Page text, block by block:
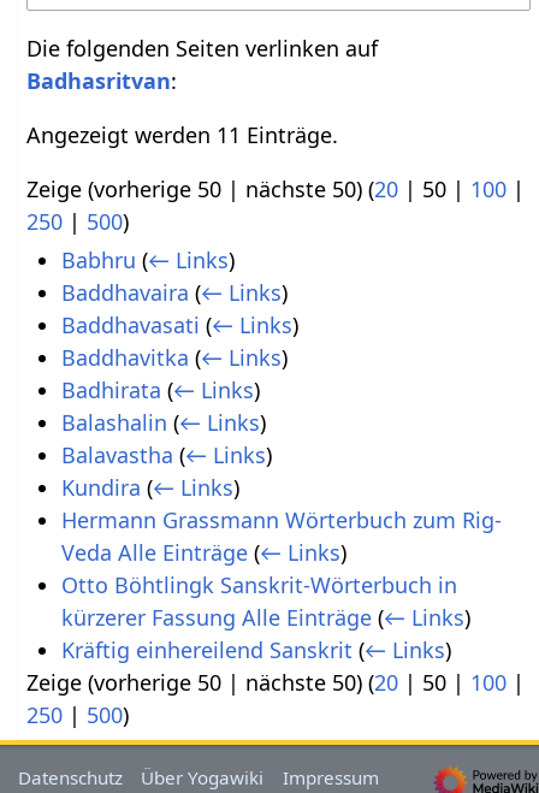
Die folgenden Seiten verlinken auf
Badhasritvan:
Angezeigt werden 11 Einträge.
Zeige (vorherige 50 | nächste 50) (20 | 50 | 100 |
250 | 500)
Babhru (← Links)
Baddhavaira (← Links)
Baddhavasati (← Links)
Baddhavitka (← Links)
Badhirata (← Links)
Balashalin (← Links)
Balavastha (← Links)
Kundira (← Links)
Hermann Grassmann Wörterbuch zum Rig-
Veda Alle Einträge (← Links)
Otto Böhtlingk Sanskrit-Wörterbuch in
kürzerer Fassung Alle Einträge (← Links)
Kräftig einhereilend Sanskrit (← Links)
Zeige (vorherige 50 | nächste 50) (20 | 50 | 100 |
250 | 500)
Datenschutz Über Yogawiki Impressum